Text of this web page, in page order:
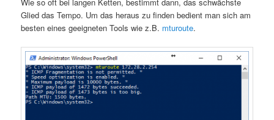
Glied das Tempo. Um das heraus zu finden bedient man sich am
besten eines geeigneten Tools wie z.B. mturoute.